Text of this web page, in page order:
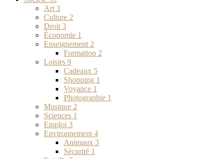
Art 3
Culture 2
Droit 3
Économie 1
Enseignement 2
Formation 2
Loisirs 9
Cadeaux 5
Shopping 1
Voyance 1
Photographie 1
Musique 2
Sciences 1
Emploi 3
Environnement 4
Animaux 3
Sécurité 1